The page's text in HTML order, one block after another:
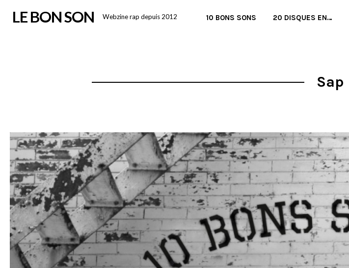
LE BON SON Webzine rap depuis 2012 10 BONS SONS 20 DISQUES EN…
Sap